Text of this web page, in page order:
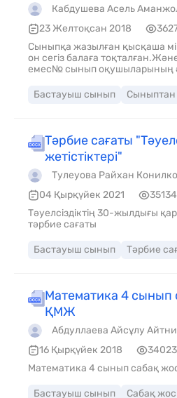
Кабдушева Асель
23 Желтоқсан 2018
Сыныпқа жазылған қысқаша
он сегіз балаға
емес№ сынып оқушыларының
Бастауыш сынып
Тәрбие сағаты
жетістіктері"
Тулеуова Райхан
04 Қырқүйек 2021
35134
Тәуелсіздіктің 30-жылдығы
тәрбие сағаты
Бастауыш сынып Тәрбие
Математика 4 сынып
ҚМЖ
Абдуллаева Айсұлу
16 Қырқүйек 2018
34023
Математика 4 сынып сабақ
Бастауыш сынып Сабақ